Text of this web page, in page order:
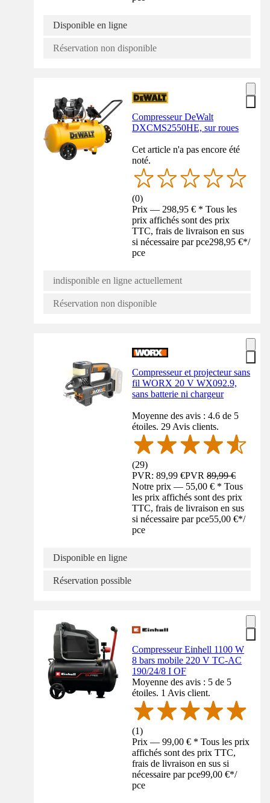
Disponible en ligne
Réservation non disponible
Compresseur DeWalt
DXCMS2550HE, sur roues
Cet article n'a pas encore été
noté.
(0)
Prix — 298,95 € * Tous les
prix affichés sont des prix
TTC, frais de livraison en sus
si nécessaire par pce298,95 €*/
pce
indisponible en ligne actuellement
Réservation non disponible
Compresseur et projecteur sans
fil WORX 20 V WX092.9,
sans batterie ni chargeur
Moyenne des avis : 4.6 de 5
étoiles. 29 Avis clients.
(29)
PVR: 89,99 €PVR89,99 €
Notre prix — 55,00 € * Tous
les prix affichés sont des prix
TTC, frais de livraison en sus
si nécessaire par pce55,00 €*/
pce
Disponible en ligne
Réservation possible
Compresseur Einhell 1100 W
8 bars mobile 220 V TC-AC
190/24/8 I OF
Moyenne des avis : 5 de 5
étoiles. 1 Avis client.
(1)
Prix — 99,00 € * Tous les prix
affichés sont des prix TTC,
frais de livraison en sus si
nécessaire par pce99,00 €*/
pce